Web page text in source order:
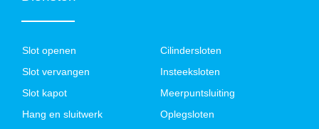
Slot openen
Slot vervangen
Slot kapot
Hang en sluitwerk
Cilindersloten
Insteeksloten
Meerpuntsluiting
Oplegsloten